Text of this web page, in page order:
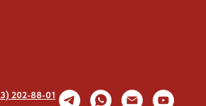
202-88-01